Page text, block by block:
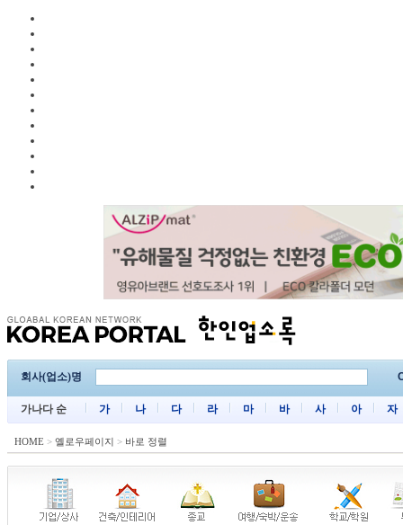
회사(업소)명
가나다 순 가 나 다 라 마 바 사 아 자
HOME > 옐로우페이지 > 바로 정렬